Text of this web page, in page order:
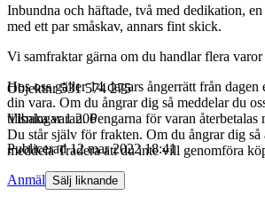
Inbundna och häftade, två med dedikation,
med ett par småskav, annars fint skick.
Vi samfraktar gärna om du handlar flera varor
Hos oss gäller 14 dagars ångerrätt från
din vara. Om du ångrar dig så meddelar du
tillbaka varan. Pengarna för varan återbetalas
Du står själv för frakten. Om du ångrar dig så
meddela Tradera att du inte vill genomföra
Objektnr 531 574 275
Visningar 1 206
Publicerad 12 mar 2022 18:41
Anmäl Sälj liknande